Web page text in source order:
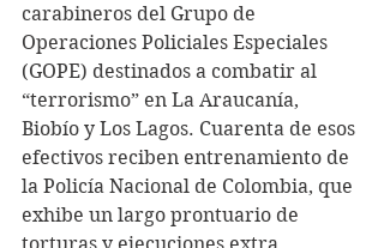
carabineros del Grupo de
Operaciones Policiales Especiales
(GOPE) destinados a combatir al
“terrorismo” en La Araucanía,
Biobío y Los Lagos. Cuarenta de esos
efectivos reciben entrenamiento de
la Policía Nacional de Colombia, que
exhibe un largo prontuario de